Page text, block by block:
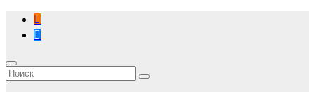
Перейти
содержимому